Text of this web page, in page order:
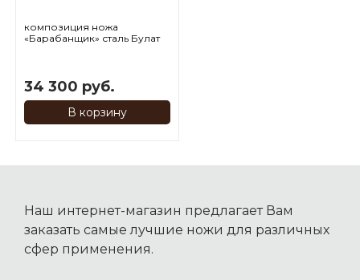
композиция ножа
«Барабанщик» сталь Булат
34 300 руб.
В корзину
Наш интернет-магазин предлагает Вам
заказать самые лучшие ножи для различных
сфер применения.